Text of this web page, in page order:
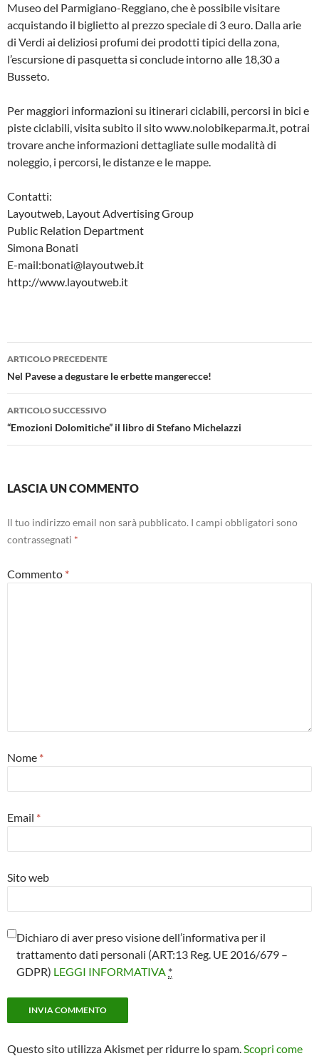
Museo del Parmigiano-Reggiano, che è possibile visitare
acquistando il biglietto al prezzo speciale di 3 euro. Dalla arie
di Verdi ai deliziosi profumi dei prodotti tipici della zona,
l’escursione di pasquetta si conclude intorno alle 18,30 a
Busseto.
Per maggiori informazioni su itinerari ciclabili, percorsi in bici e
piste ciclabili, visita subito il sito www.nolobikeparma.it, potrai
trovare anche informazioni dettagliate sulle modalità di
noleggio, i percorsi, le distanze e le mappe.
Contatti:
Layoutweb, Layout Advertising Group
Public Relation Department
Simona Bonati
E-mail:bonati@layoutweb.it
http://www.layoutweb.it
Navigazione
articolo
ARTICOLO PRECEDENTE
Nel Pavese a degustare le erbette mangerecce!
ARTICOLO SUCCESSIVO
“Emozioni Dolomitiche” il libro di Stefano Michelazzi
LASCIA UN COMMENTO
Il tuo indirizzo email non sarà pubblicato. I campi obbligatori sono
contrassegnati *
Commento *
Nome *
Email *
Sito web
Dichiaro di aver preso visione dell’informativa per il
trattamento dati personali (ART:13 Reg. UE 2016/679 –
GDPR) LEGGI INFORMATIVA *
Questo sito utilizza Akismet per ridurre lo spam.Scopri come